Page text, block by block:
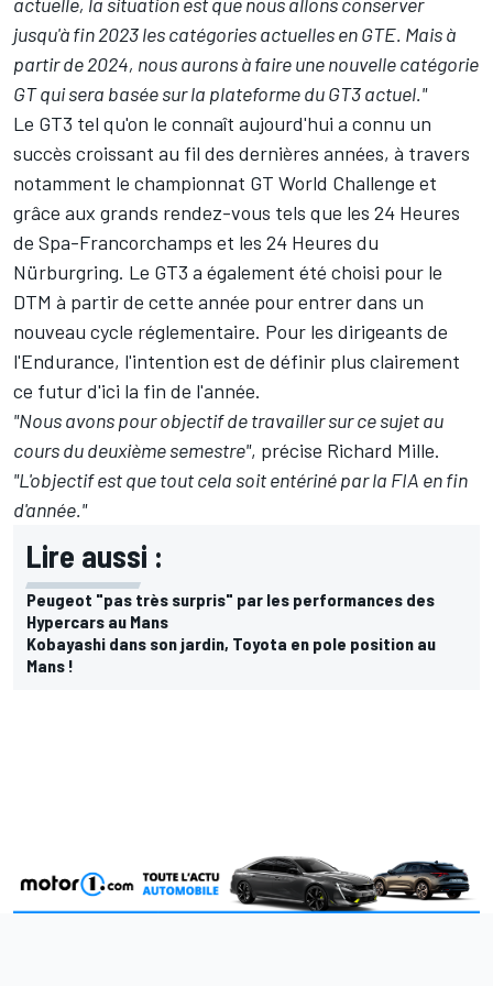
jusqu'à fin 2023 les catégories actuelles en GTE. Mais à
partir de 2024, nous aurons à faire une nouvelle catégorie
GT qui sera basée sur la plateforme du GT3 actuel."
Le GT3 tel qu'on le connaît aujourd'hui a connu un
succès croissant au fil des dernières années, à travers
notamment le championnat GT World Challenge et
grâce aux grands rendez-vous tels que les 24 Heures
de Spa-Francorchamps et les 24 Heures du
Nürburgring. Le GT3 a également été choisi pour le
DTM à partir de cette année pour entrer dans un
nouveau cycle réglementaire. Pour les dirigeants de
l'Endurance, l'intention est de définir plus clairement
ce futur d'ici la fin de l'année.
"Nous avons pour objectif de travailler sur ce sujet au
cours du deuxième semestre", précise Richard Mille.
"L'objectif est que tout cela soit entériné par la FIA en fin
d'année."
Lire aussi :
Peugeot "pas très surpris" par les performances des
Hypercars au Mans
Kobayashi dans son jardin, Toyota en pole position au
Mans !